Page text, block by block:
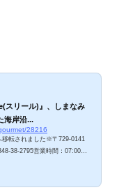
スリール)』、しまなみ
海岸沿...
28216
転されました※〒729-0141
38-2795営業時間：07:00～
、しまなみ海道を訪れる観光